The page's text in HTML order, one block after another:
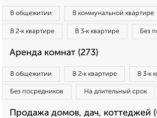
В общежитии В коммунальной квартире
В 2‑к квартире В 3‑к квартире Без
Аренда комнат (273)
В общежитии В 2‑к квартире В 3‑к
Без посредников На длительный срок
Продажа домов, дач, коттеджей